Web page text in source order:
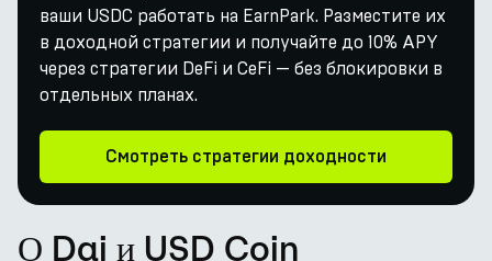
ваши USDC работать на EarnPark. Разместите их
в доходной стратегии и получайте до 10% APY
через стратегии DeFi и CeFi — без блокировки в
отдельных планах.
Смотреть стратегии доходности
О Dai и USD Coin